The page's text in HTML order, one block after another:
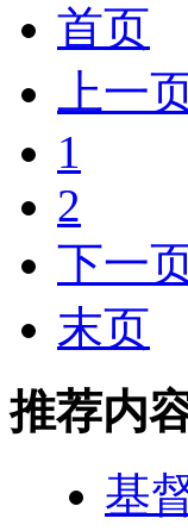
首页
上一
1
2
下一
末页
推荐内
基